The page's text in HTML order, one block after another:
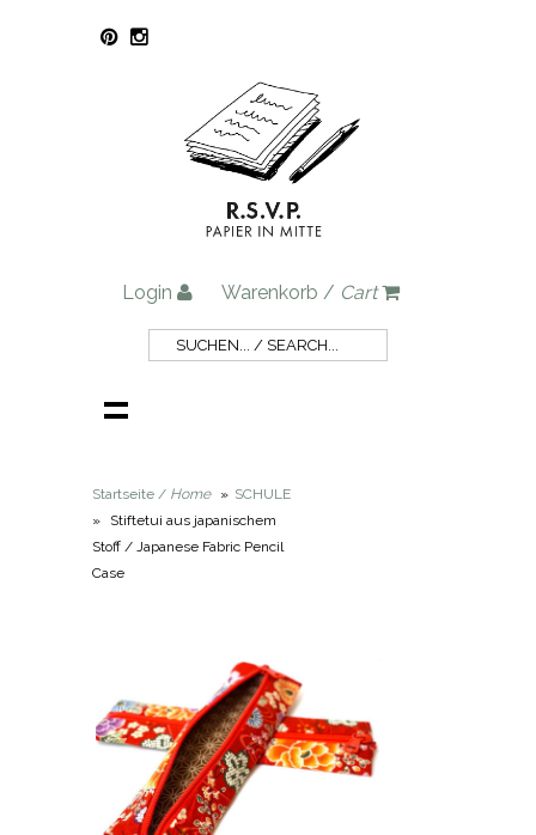
Login Warenkorb / Cart
Startseite / Home » SCHULE
»
Stiftetui aus japanischem
Stoff / Japanese Fabric Pencil
Case